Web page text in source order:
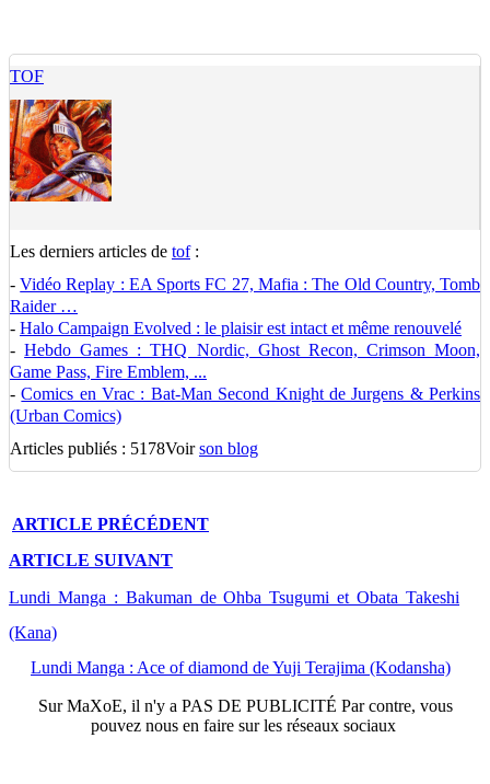
TOF
Les derniers articles de tof:
-Vidéo Replay : EA Sports FC 27, Mafia : The Old Country, Tomb
Raider …
- Halo Campaign Evolved : le plaisir est intact et même renouvelé
-Hebdo Games : THQ Nordic, Ghost Recon, Crimson Moon,
Game Pass, Fire Emblem, ...
-Comics en Vrac : Bat-Man Second Knight de Jurgens & Perkins
(Urban Comics)
Articles publiés : 5178Voirson blog
ARTICLE PRÉCÉDENT
ARTICLE SUIVANT
Lundi Manga : Bakuman de Ohba Tsugumi et Obata Takeshi
(Kana)
Lundi Manga : Ace of diamond de Yuji Terajima (Kodansha)
SurMaXoE, il n'y a PAS DE PUBLICITÉ Par contre, vous
pouvez nous en faire sur les réseaux sociaux